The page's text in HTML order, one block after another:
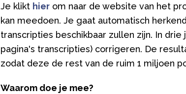
Je klikt hierom naar de website van het
kan meedoen. Je gaat automatisch
transcripties beschikbaar zullen zijn. In
pagina's transcripties) corrigeren. De
zodat deze de rest van de ruim 1 miljoen
Waarom doe je mee?